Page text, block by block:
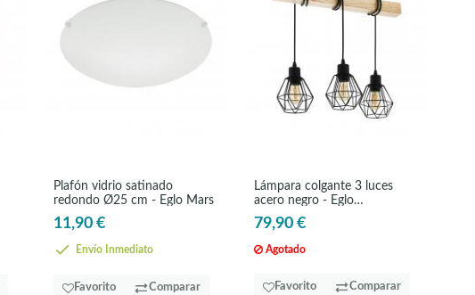
Plafón vidrio satinado
redondo Ø25 cm - Eglo Mars
11,90 €
Envío Inmediato
Favorito Comparar
Lámpara colgante 3 luces
acero negro - Eglo
Townshend5
79,90 €
Agotado
Favorito Comparar